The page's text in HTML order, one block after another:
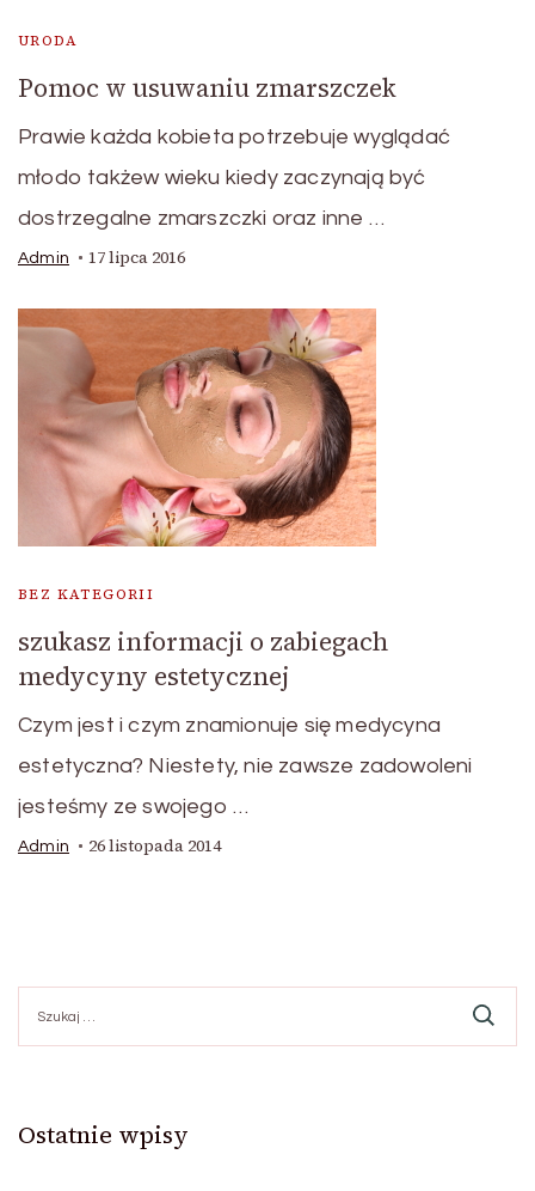
URODA
Pomoc w usuwaniu zmarszczek
Prawie każda kobieta potrzebuje wyglądać
młodo takżew wieku kiedy zaczynają być
dostrzegalne zmarszczki oraz inne …
Admin 17 lipca 2016
BEZ KATEGORII
szukasz informacji o zabiegach
medycyny estetycznej
Czym jest i czym znamionuje się medycyna
estetyczna? Niestety, nie zawsze zadowoleni
jesteśmy ze swojego …
Admin 26 listopada 2014
Ostatnie wpisy